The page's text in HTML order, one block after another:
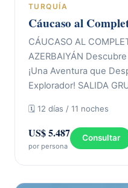
TURQUÍA
Cáucaso al
CÁUCASO AL
AZERBAIYÁN
¡Una Aventura que
Explorador! SALIDA
🗓 12 días / 11 noches
US$ 5.487
por persona
Consultar